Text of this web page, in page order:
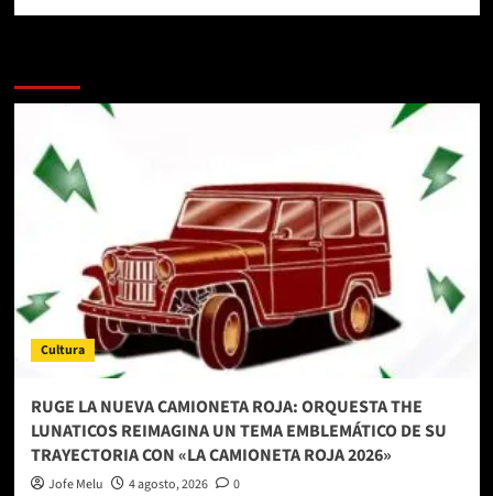
Cultura
RUGE LA NUEVA CAMIONETA ROJA: ORQUESTA THE
LUNATICOS REIMAGINA UN TEMA EMBLEMÁTICO DE SU
TRAYECTORIA CON «LA CAMIONETA ROJA 2026»
Jofe Melu 4 agosto, 2026 0